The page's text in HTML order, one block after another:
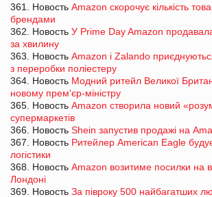
361. Новость Amazon скорочує кількість
брендами
362. Новость У Prime Day Amazon
за хвилину
363. Новость Amazon і Zalando
з переробки поліестеру
364. Новость Модний ритейл Великої
новому прем'єр-міністру
365. Новость Amazon створила новий
супермаркетів
366. Новость Shein запустив продажі на
367. Новость Ритейлер American Eagle
логістики
368. Новость Amazon возитиме посилки на
Лондоні
369. Новость За півроку 500 найбагатших